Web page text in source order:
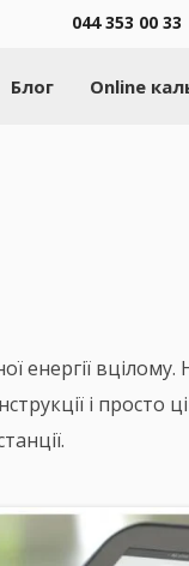
044 353 00 33
Блог Online
енергії вцілому.
і просто